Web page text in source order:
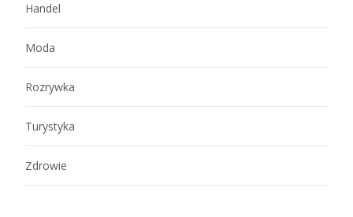
Handel
Moda
Rozrywka
Turystyka
Zdrowie